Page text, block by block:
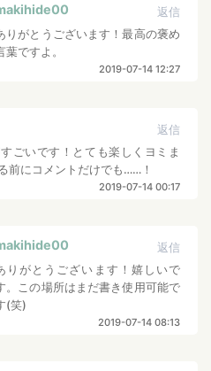
返信
りがとうございます！最高の褒め
葉ですよ。
2019-07-14 12:27
返信
ごいです！とても楽しくヨミま
前にコメントだけでも……！
2019-07-14 00:17
返信
りがとうございます！嬉しいで
。この場所はまだ書き使用可能で
(笑)
2019-07-14 08:13